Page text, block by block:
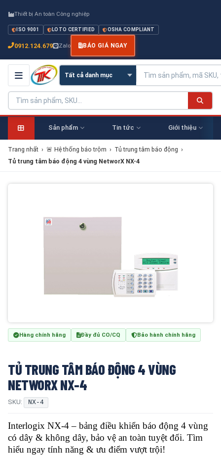
Thiết bị An toàn Công nghiệp
ISO 9001 LOTO CERTIFIED OSHA COMPLIANT
0912.124.679 Zalo BÁO GIÁ NGAY
Sản phẩm Tin tức Giới thiệu
Trang nhất › 🚨 Hệ thống báo trộm › Tủ trung tâm báo động ›
Tủ trung tâm báo động 4 vùng NetworX NX-4
Hàng chính hãng Đầy đủ CO/CQ Bảo hành chính hãng
TỦ TRUNG TÂM BÁO ĐỘNG 4 VÙNG
NETWORX NX-4
SKU: NX-4
Interlogix NX-4 – bảng điều khiển báo động 4 vùng
có dây & không dây, bảo vệ an toàn tuyệt đối. Tìm
hiểu ngay tính năng & ưu điểm vượt trội!